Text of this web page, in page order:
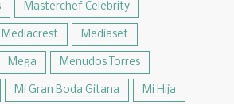
Masterchef Celebrity
Mediacrest Mediaset
Mega Menudos Torres
Mi Gran Boda Gitana Mi Hija